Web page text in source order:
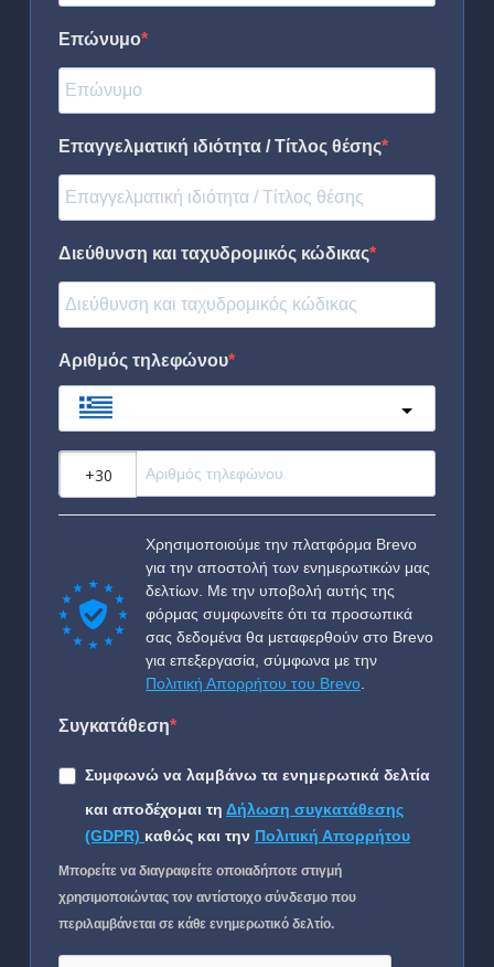
Επώνυμο
Επαγγελματική ιδιότητα / Τίτλος θέσης
Διεύθυνση και ταχυδρομικός κώδικας
Αριθμός τηλεφώνου
Χρησιμοποιούμε την πλατφόρμα Brevo
για την αποστολή των ενημερωτικών μας
δελτίων. Με την υποβολή αυτής της
φόρμας συμφωνείτε ότι τα προσωπικά
σας δεδομένα θα μεταφερθούν στο Brevo
για επεξεργασία, σύμφωνα με την
Πολιτική Απορρήτου του Brevo
Συγκατάθεση
Συμφωνώ να λαμβάνω τα ενημερωτικά δελτία
και αποδέχομαι τη Δήλωση συγκατάθεσης
(GDPR) καθώς και την Πολιτική Απορρήτου
Μπορείτε να διαγραφείτε οποιαδήποτε στιγμή
χρησιμοποιώντας τον αντίστοιχο σύνδεσμο που
περιλαμβάνεται σε κάθε ενημερωτικό δελτίο.